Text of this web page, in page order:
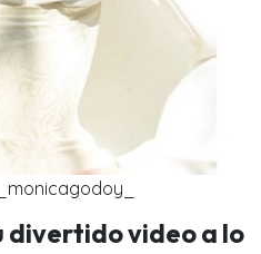
divertido video a lo